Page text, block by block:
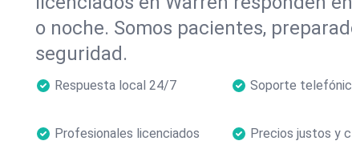
o noche. Somos pacientes,
seguridad.
Respuesta local 24/7 Soporte
Profesionales licenciados
Precios justos y